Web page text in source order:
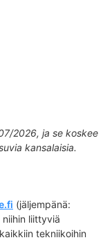
2026, ja se koskee
kansalaisia.
(jäljempänä:
liittyviä
tekniikoihin